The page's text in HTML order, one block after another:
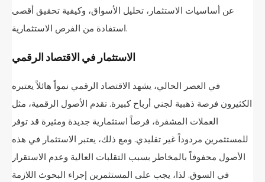
عن أساسيات الاستثمار، تحليل الأسواق، وكيفية تحقيق أقصى
استفادة من الفرص الاستثمارية.
الاستثمار في الاقتصاد الرقمي
في العصر الحالي، يشهد الاقتصاد الرقمي نمواً هائلاً يعتبره
الكثيرون فرصة ذهبية لجني أرباح كبيرة. تقدم الأصول الرقمية، مثل
العملات المشفرة، فرصاً استثمارية جديدة ومثيرة قد توفر
للمستثمرين مردوداً غير تقليدي. ومع ذلك، يعتبر الاستثمار في هذه
الأصول محفوفاً بالمخاطر بسبب التقلبات العالية وعدم الاستقرار
في السوق. لذا، يجب على المستثمرين إجراء البحوث اللازمة